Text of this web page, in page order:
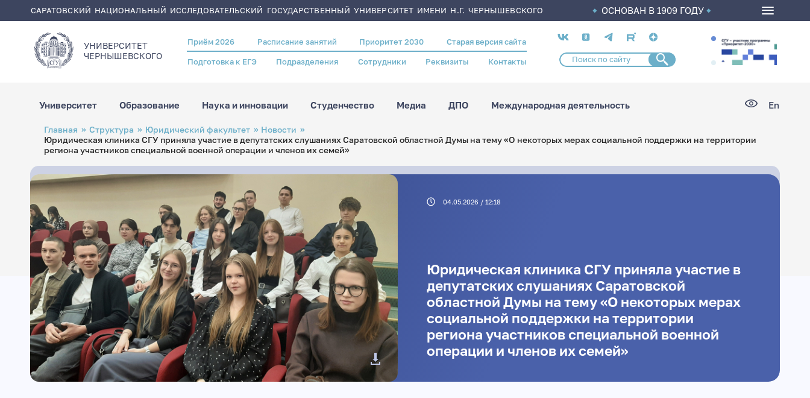
САРАТОВСКИЙ НАЦИОНАЛЬНЫЙ ИССЛЕДОВАТЕЛЬСКИЙ ГОСУДАРСТВЕННЫЙ УНИВЕРСИТЕТ ИМЕНИ Н.Г. ЧЕРНЫШЕВСКОГО ОСНОВАН В 1909 ГОДУ
УНИВЕРСИТЕТ
ЧЕРНЫШЕВСКОГO
Header
menu
Приём 2026 Расписание занятий Приоритет 2030 Старая версия сайта
Подготовка к ЕГЭ Подразделения Сотрудники Реквизиты Контакты
Социальные
сети
Университет Образование Наука и инновации Студенчество Медиа ДПО Международная деятельность En
Строка
навигации
Главная Структура Юридический факультет
Новости
Юридическая клиника СГУ приняла участие в депутатских слушаниях Саратовской областной Думы на тему «О некоторых мерах социальной поддержки на территории
региона участников специальной военной операции и членов их семей»
04.05.2026 / 12:18
Юридическая клиника СГУ приняла участие в
депутатских слушаниях Саратовской
областной Думы на тему «О некоторых мерах
социальной поддержки на территории
региона участников специальной военной
операции и членов их семей»